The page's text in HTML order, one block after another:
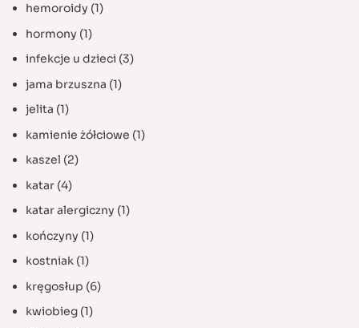
hemoroidy (1)
hormony (1)
infekcje u dzieci (3)
jama brzuszna (1)
jelita (1)
kamienie żółciowe (1)
kaszel (2)
katar(4)
katar alergiczny (1)
kończyny (1)
kostniak(1)
kręgosłup (6)
kwiobieg(1)